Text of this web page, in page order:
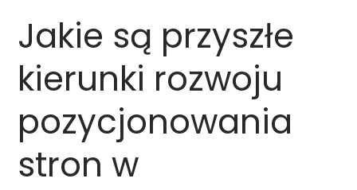
Jakie są przyszłe
kierunki rozwoju
pozycjonowania
stron w